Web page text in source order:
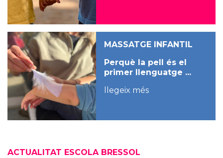
MASSATGE INFANTIL
Perquè la pell és el
primer llenguatge ...
llegeix més
ACTUALITAT ESCOLA BRESSOL